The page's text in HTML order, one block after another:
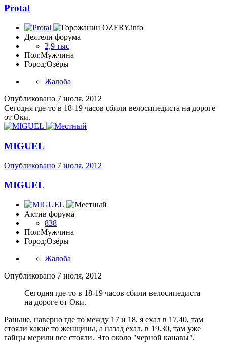
Protal
Деятели форума
2,9 тыс
Пол:Мужчина
Город:Озёры
Жалоба
Опубликовано 7 июля, 2012
Сегодня где-то в 18-19 часов сбили велосипедиста на дороге
от Оки.
MIGUEL
Опубликовано 7 июля, 2012
MIGUEL
Актив форума
838
Пол:Мужчина
Город:Озёры
Жалоба
Опубликовано 7 июля, 2012
Сегодня где-то в 18-19 часов сбили велосипедиста
на дороге от Оки.
Раньше, наверно где то между 17 и 18, я ехал в 17.40, там
стояли какие то женщины, а назад ехал, в 19.30, там уже
гайцы мерили все стояли. Это около "черной канавы".